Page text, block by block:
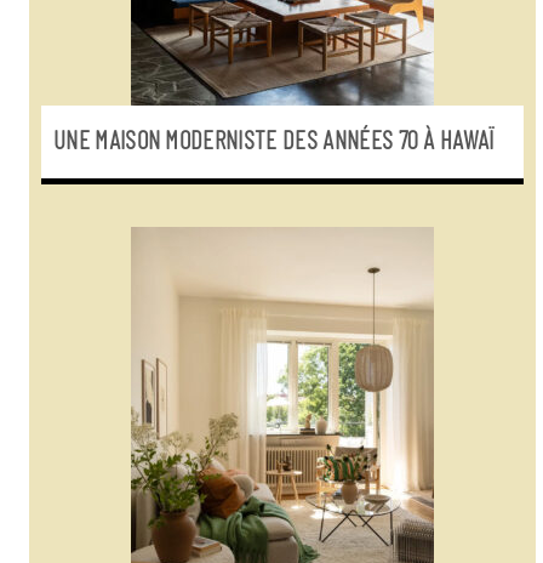
UNE MAISON MODERNISTE DES ANNÉES 70 À HAWAÏ